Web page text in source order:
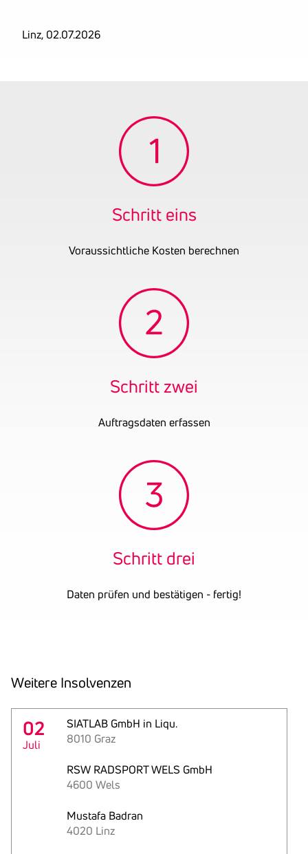
Linz, 02.07.2026
Schritt eins
Voraussichtliche Kosten berechnen
Schritt zwei
Auftragsdaten erfassen
Schritt drei
Daten prüfen und bestätigen - fertig!
Weitere Insol­venzen
02
Juli
SIATLAB GmbH in Liqu.
8010 Graz
RSW RADSPORT WELS GmbH
4600 Wels
Mustafa Badran
4020 Linz